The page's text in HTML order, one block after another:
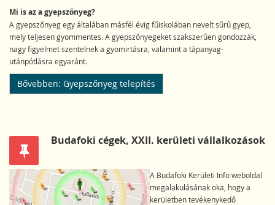
Mi is az a gyepszőnyeg?
A gyepszőnyeg egy általában másfél évig fűiskolában nevelt sűrű gyep,
mely teljesen gyommentes. A gyepszőnyegeket szakszerűen gondozzák,
nagy figyelmet szentelnek a gyomirtásra, valamint a tápanyag-
utánpótlásra egyaránt.
Bővebben: Gyepszőnyeg telepítés
Budafoki cégek, XXII. kerületi vállalkozások
A Budafoki Kerületi Info weboldal
megalakulásának oka, hogy a
kerületben tevékenykedő